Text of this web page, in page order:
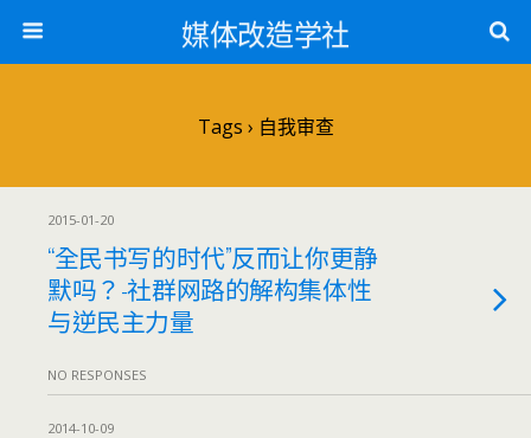
媒体改造学社
Tags › 自我审查
2015-01-20
“全民书写的时代”反而让你更静
默吗？-社群网路的解构集体性
与逆民主力量
NO RESPONSES
2014-10-09